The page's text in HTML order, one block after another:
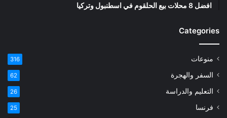
افضل 8 محلات بيع الحلقوم في اسطنبول وتركيا
Categories
منوعات 316
السفر والهجرة 62
التعليم والدراسة 26
فرنسا 25